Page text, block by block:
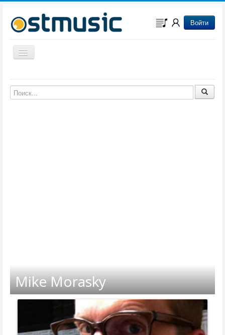
Войти
Включить/выключить навигацию
Музыка из мультфильмов
Музыка из сериалов
Mike Morasky